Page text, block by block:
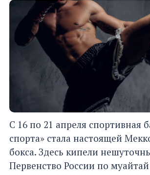
С 16 по 21 апреля спортивная
спорта» стала настоящей
бокса. Здесь кипели
Первенство России по